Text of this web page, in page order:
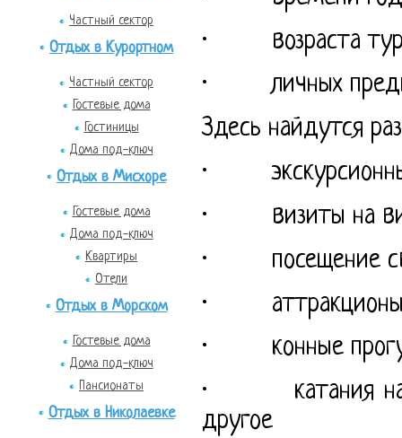
Частный сектор
Отдых в Курортном
Частный сектор
Гостевые дома
Гостиницы
Дома под-ключ
Отдых в Мисхоре
Гостевые дома
Дома под-ключ
Квартиры
Отели
Отдых в Морском
Гостевые дома
Дома под-ключ
Пансионаты
Отдых в Николаевке
· возраста
· личных
Здесь найдутся
·
· визиты на
· посещение
· аттракционы
· конные
· катания на
другое